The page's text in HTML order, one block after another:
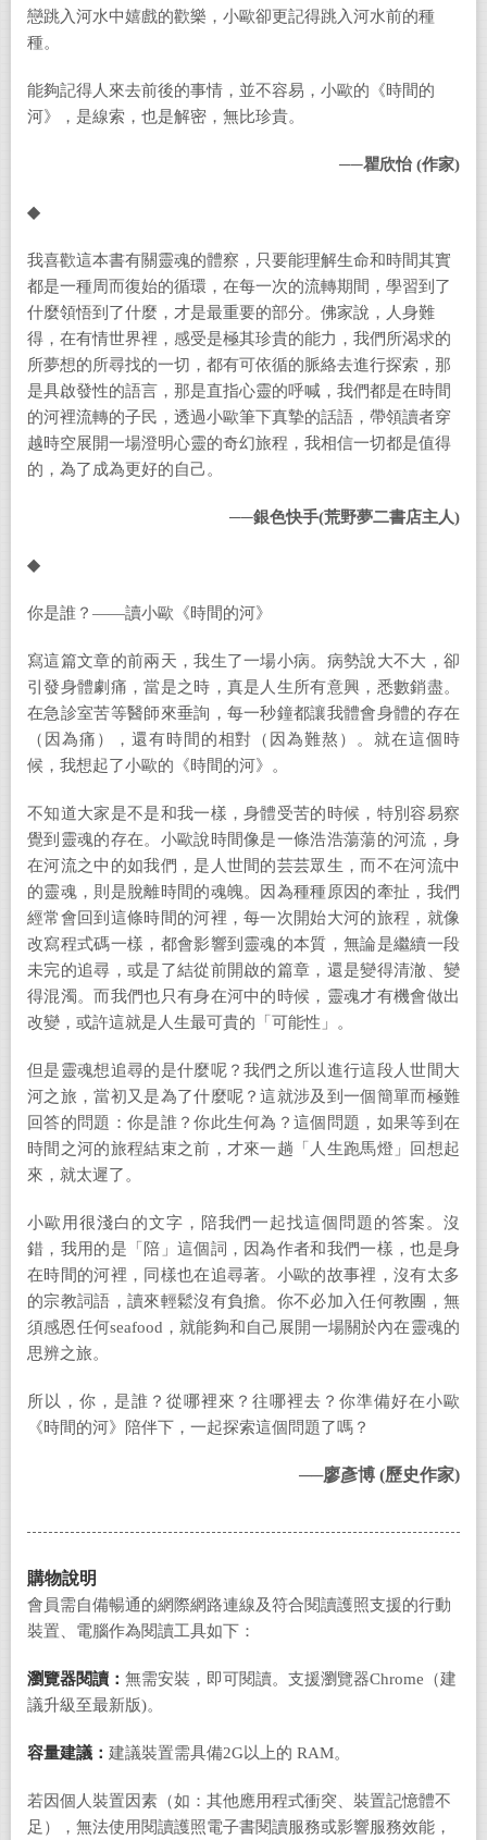
戀跳入河水中嬉戲的歡樂，小歐卻更記得跳入河水前的種
種。
能夠記得人來去前後的事情，並不容易，小歐的《時間的
河》，是線索，也是解密，無比珍貴。
──瞿欣怡 (作家)
◆
我喜歡這本書有關靈魂的體察，只要能理解生命和時間其實
都是一種周而復始的循環，在每一次的流轉期間，學習到了
什麼領悟到了什麼，才是最重要的部分。佛家說，人身難
得，在有情世界裡，感受是極其珍貴的能力，我們所渴求的
所夢想的所尋找的一切，都有可依循的脈絡去進行探索，那
是具啟發性的語言，那是直指心靈的呼喊，我們都是在時間
的河裡流轉的子民，透過小歐筆下真摯的話語，帶領讀者穿
越時空展開一場澄明心靈的奇幻旅程，我相信一切都是值得
的，為了成為更好的自己。
──銀色快手(荒野夢二書店主人)
◆
你是誰？ ——讀小歐《時間的河》
寫這篇文章的前兩天，我生了一場小病。病勢說大不大，卻
引發身體劇痛，當是之時，真是人生所有意興，悉數銷盡。
在急診室苦等醫師來垂詢，每一秒鐘都讓我體會身體的存在
（因為痛），還有時間的相對（因為難熬）。就在這個時
候，我想起了小歐的《時間的河》。
不知道大家是不是和我一樣，身體受苦的時候，特別容易察
覺到靈魂的存在。小歐說時間像是一條浩浩蕩蕩的河流，身
在河流之中的如我們，是人世間的芸芸眾生，而不在河流中
的靈魂，則是脫離時間的魂魄。因為種種原因的牽扯，我們
經常會回到這條時間的河裡，每一次開始大河的旅程，就像
改寫程式碼一樣，都會影響到靈魂的本質，無論是繼續一段
未完的追尋，或是了結從前開啟的篇章，還是變得清澈、變
得混濁。而我們也只有身在河中的時候，靈魂才有機會做出
改變，或許這就是人生最可貴的「可能性」。
但是靈魂想追尋的是什麼呢？我們之所以進行這段人世間大
河之旅，當初又是為了什麼呢？這就涉及到一個簡單而極難
回答的問題：你是誰？你此生何為？這個問題，如果等到在
時間之河的旅程結束之前，才來一趟「人生跑馬燈」回想起
來，就太遲了。
小歐用很淺白的文字，陪我們一起找這個問題的答案。沒
錯，我用的是「陪」這個詞，因為作者和我們一樣，也是身
在時間的河裡，同樣也在追尋著。小歐的故事裡，沒有太多
的宗教詞語，讀來輕鬆沒有負擔。你不必加入任何教團，無
須感恩任何seafood ，就能夠和自己展開一場關於內在靈魂的
思辨之旅。
所以，你，是誰？從哪裡來？往哪裡去？你準備好在小歐
《時間的河》陪伴下，一起探索這個問題了嗎？
──廖彥博 (歷史作家)
購物說明
會員需自備暢通的網際網路連線及符合閱讀護照支援的行動
裝置、電腦作為閱讀工具如下：
瀏覽器閱讀： 無需安裝，即可閱讀。支援瀏覽器Chrome（建
議升級至最新版)。
容量建議： 建議裝置需具備2G以上的 RAM。
若因個人裝置因素（如：其他應用程式衝突、裝置記憶體不
足），無法使用閱讀護照電子書閱讀服務或影響服務效能，